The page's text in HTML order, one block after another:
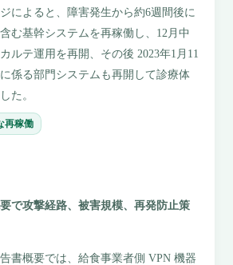
によると、障害発生から約6週間後に
む基幹システムを再稼働し、12月中
ルテ運用を再開、その後 2023年1月11
係る部門システムも再開して診療体
た。
再稼働
で攻撃経路、被害規模、再発防止策
書概要では、給食事業者側 VPN 機器